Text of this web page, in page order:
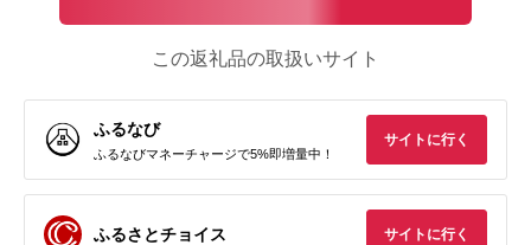
この返礼品の取扱いサイト
ふるなび
ふるなびマネーチャージで5%即増量中！
サイトに行く
ふるさとチョイス サイトに行く